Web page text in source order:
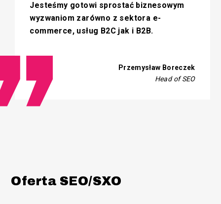
Jesteśmy gotowi sprostać biznesowym
wyzwaniom zarówno z sektora e-
commerce, usług B2C jak i B2B.
Przemysław Boreczek
Head of SEO
Oferta SEO/SXO